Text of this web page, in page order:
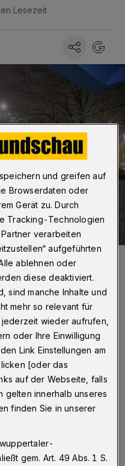
Lesezeit
(ESW)
Fahrzeugen
unterwegs. Seit
im Einsatz,
streuen. Auf
weiß, auf der
geräumt. Auf
und greifen auf
Browserdaten oder
Gerät zu. Durch
Tracking-Technologien
verarbeiten
aufgeführten
ablehnen oder
diese deaktiviert.
sind manche Inhalte und
mehr so relevant für
wieder aufrufen,
oder Ihre Einwilligung
Link Einstellungen am
[oder das
auf der Webseite, falls
gelten innerhalb unseres
finden Sie in unserer
gem. Art. 49 Abs. 1 S.